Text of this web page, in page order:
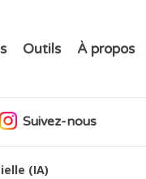
Outils À propos
Suivez-nous
(IA)